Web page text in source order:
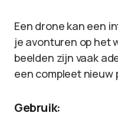
Een drone kan een
je avonturen op het
beelden zijn vaak
een compleet nieuw
Gebruik: